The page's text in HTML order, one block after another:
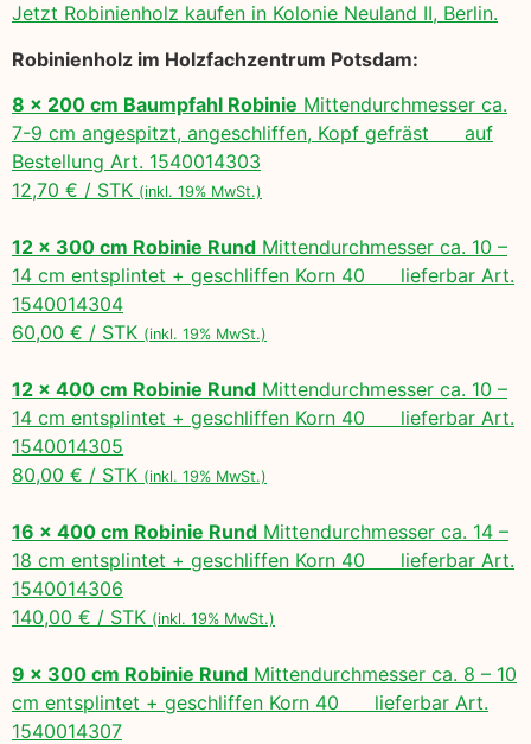
Jetzt Robinienholz kaufen in Kolonie Neuland II, Berlin.
Robinienholz im Holzfachzentrum Potsdam:
8 x 200 cm Baumpfahl Robinie Mittendurchmesser ca.
7-9 cm angespitzt, angeschliffen, Kopf gefräst auf
Bestellung Art. 1540014303
12,70 € / STK (inkl. 19% MwSt.)
12 x 300 cm Robinie Rund Mittendurchmesser ca. 10 –
14 cm entsplintet + geschliffen Korn 40 lieferbar Art.
1540014304
60,00 € / STK (inkl. 19% MwSt.)
12 x 400 cm Robinie Rund Mittendurchmesser ca. 10 –
14 cm entsplintet + geschliffen Korn 40 lieferbar Art.
1540014305
80,00 € / STK (inkl. 19% MwSt.)
16 x 400 cm Robinie Rund Mittendurchmesser ca. 14 –
18 cm entsplintet + geschliffen Korn 40 lieferbar Art.
1540014306
140,00 € / STK (inkl. 19% MwSt.)
9 x 300 cm Robinie Rund Mittendurchmesser ca. 8 – 10
cm entsplintet + geschliffen Korn 40 lieferbar Art.
1540014307